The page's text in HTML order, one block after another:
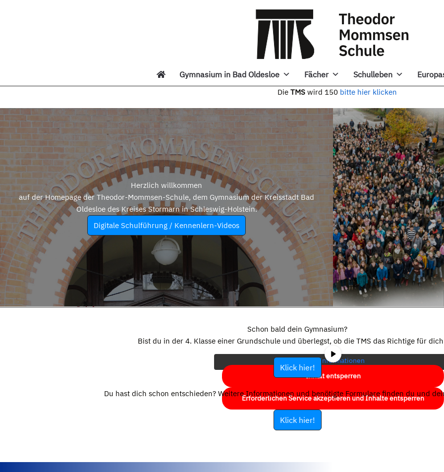
Gymnasium in Bad Oldesloe Fächer Schulleben
Die TMS wird 150 bitte hier klicken
Herzlich willkommen
auf der Homepage der Theodor-Mommsen-Schule, dem Gymnasium der Kreisstadt Bad
Oldesloe des Kreises Stormarn in Schleswig-Holstein.
Digitale Schulführung / Kennenlern-Videos
eigentlichen Inhalt zuzugreifen, klicken Sie auf die Schaltfläche unten.
Bitte beachten Sie, dass dabei Daten an Drittanbieter weitergegeben
werden.
Mehr Informationen
Inhalt entsperren
Erforderlichen Service akzeptieren und Inhalte entsperren
Schon bald dein Gymnasium?
Bist du in der 4. Klasse einer Grundschule und überlegst, ob die TMS das Richtige für
Klick hier!
Du hast dich schon entschieden? Weitere Informationen und benötigte Formulare finden du und
Klick hier!